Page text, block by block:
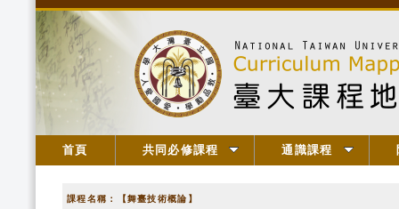
首頁 共同必修課程 通識課程
課程名稱：【舞臺技術概論】